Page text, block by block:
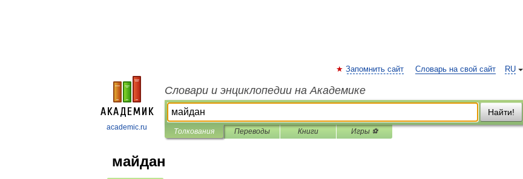
academic.ru
RU
Запомнить сайт Словарь на свой сайт
Словари и энциклопедии на Академике
Найти!
Толкования Переводы Книги Игры ⚽
майдан